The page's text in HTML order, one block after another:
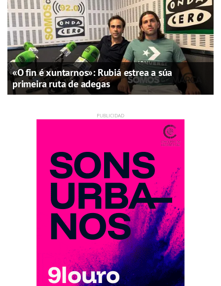
«O fin é xuntarnos»: Rubiá estrea a súa
primeira ruta de adegas